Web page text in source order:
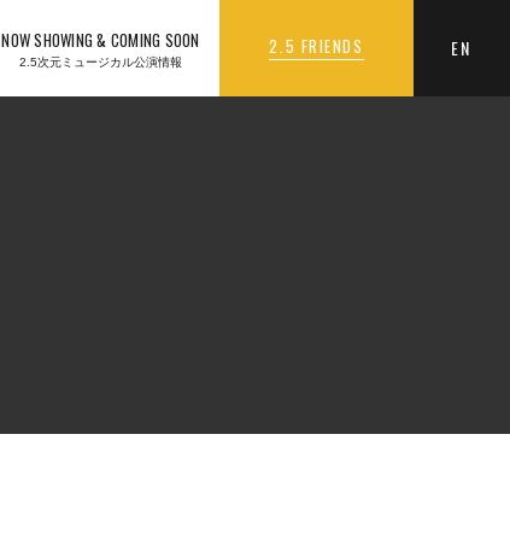
EN
NOW SHOWING & COMING SOON
2.5次元ミュージカル公演情報
2.5 FRIENDS